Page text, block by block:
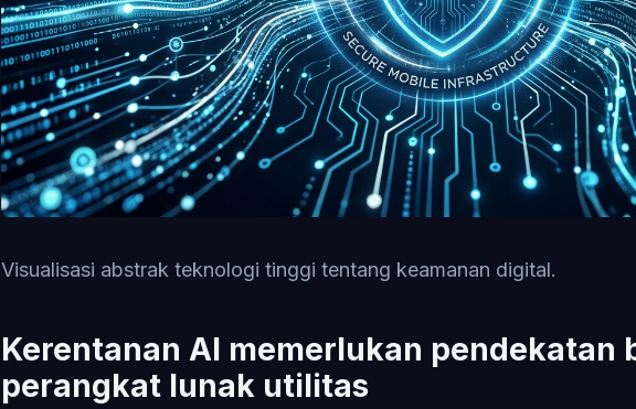
Visualisasi abstrak teknologi tinggi tentang keamanan digital.
Kerentanan AI memerlukan pendekatan
perangkat lunak utilitas